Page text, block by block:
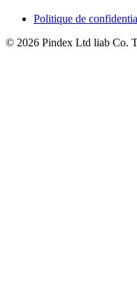
Politique de
© 2026 Pindex Ltd liab Co.